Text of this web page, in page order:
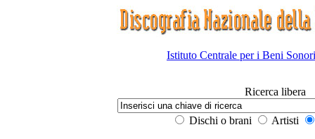
Istituto Centrale per i Beni
Ricerca libera
Dischi o brani Artisti